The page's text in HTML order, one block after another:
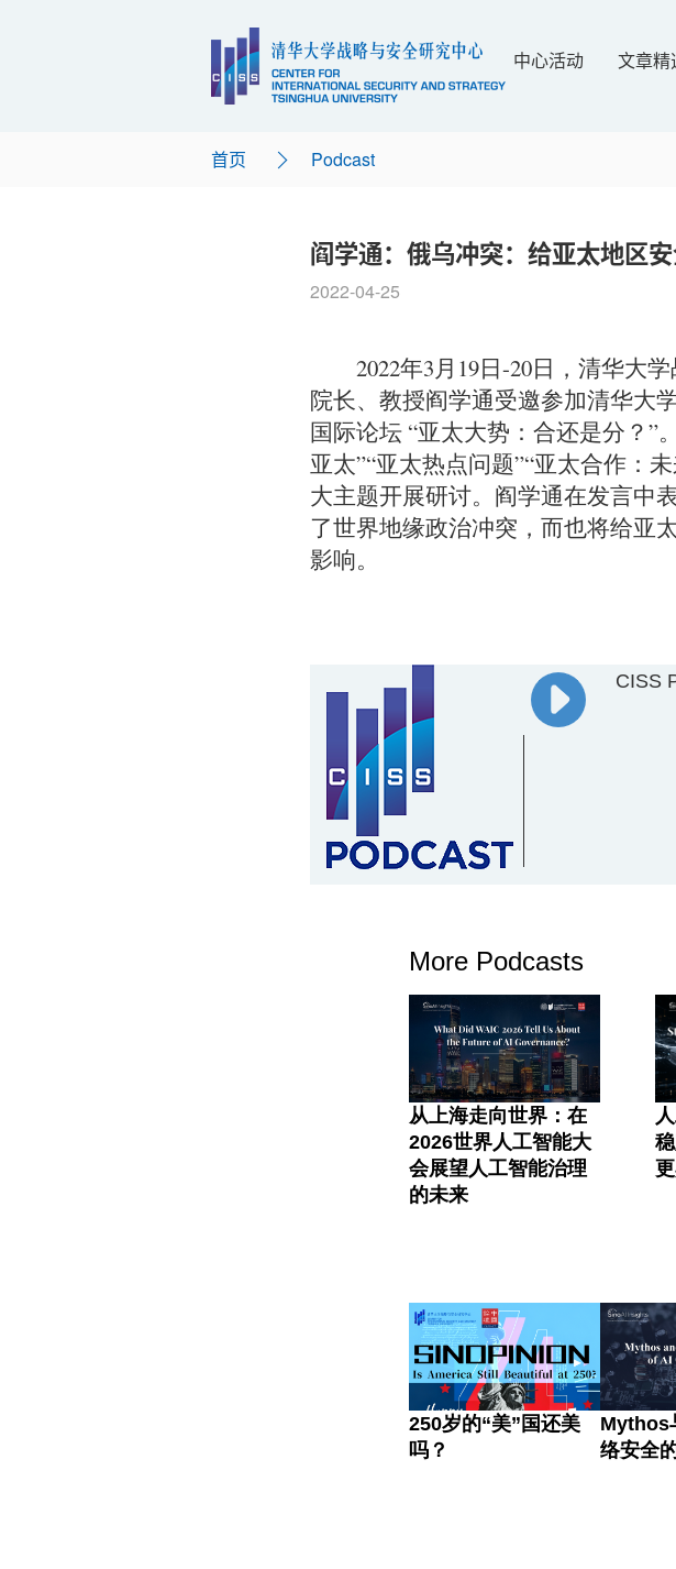
中心活动 文章精
首页 Podcast
阎学通：俄乌冲突：给亚太地区
2022-04-25
2022年3月19日-20日，清华大
院长、教授阎学通受邀参加清华大
国际论坛 “亚太大势：合还是分？”
亚太”“亚太热点问题”“亚太合作：
大主题开展研讨。阎学通在发言中
了世界地缘政治冲突，而也将给亚
影响。
CISS
More Podcasts
从上海走向世界：在
2026世界人工智能大
会展望人工智能治理
的未来
250岁的“美”国还美
吗？
Mythos
络安全